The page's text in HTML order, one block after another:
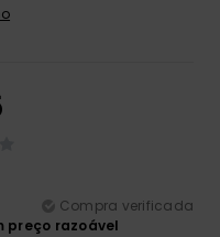
Compra verificada
preço razoável